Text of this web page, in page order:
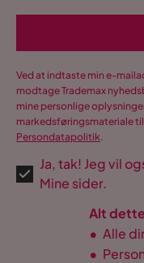
Ved at indtaste min e-
modtage Trademax
mine personlige
markedsføringsmateriale
Persondatapolitik.
Ja, tak! Jeg vil
Mine sider.
Alt
• Alle
•